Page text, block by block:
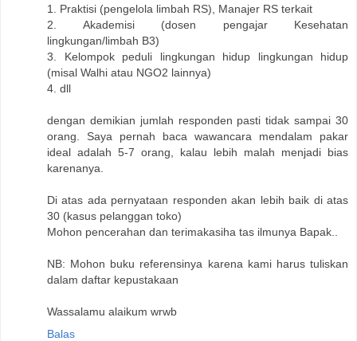
1. Praktisi (pengelola limbah RS), Manajer RS terkait
2. Akademisi (dosen pengajar Kesehatan
lingkungan/limbah B3)
3. Kelompok peduli lingkungan hidup lingkungan hidup
(misal Walhi atau NGO2 lainnya)
4. dll
dengan demikian jumlah responden pasti tidak sampai 30
orang. Saya pernah baca wawancara mendalam pakar
ideal adalah 5-7 orang, kalau lebih malah menjadi bias
karenanya.
Di atas ada pernyataan responden akan lebih baik di atas
30 (kasus pelanggan toko)
Mohon pencerahan dan terimakasiha tas ilmunya Bapak..
NB: Mohon buku referensinya karena kami harus tuliskan
dalam daftar kepustakaan
Wassalamu alaikum wrwb
Balas